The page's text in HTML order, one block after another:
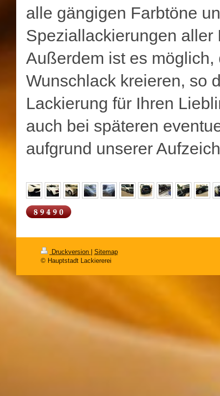
alle gängigen Farbtöne
Speziallackierungen aller
Außerdem ist es
Wunschlack kreieren, so
Lackierung für Ihren
auch bei späteren
aufgrund unserer
Druckversion
Sitemap
© Hauptstadt Lackiererei